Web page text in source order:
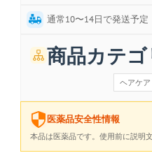
通常10〜14日で発送予定
商品カテゴ
ヘアケア
医薬品安全性情報
本品は医薬品です。使用前に説明